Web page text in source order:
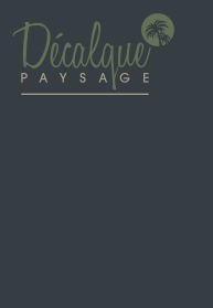
contenu